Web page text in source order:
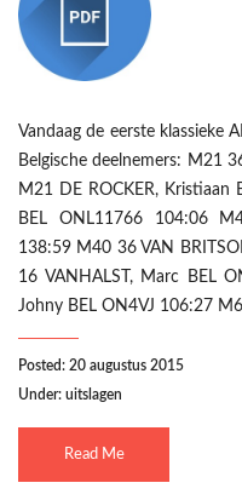
Vandaag de eerste klassieke
Belgische deelnemers: M21
M21 DE ROCKER, Kristiaan
BEL ONL11766 104:06
138:59 M40 36 VAN
16 VANHALST, Marc BEL
Johny BEL ON4VJ 106:27
Posted: 20 augustus 2015
Under: uitslagen
Read Me